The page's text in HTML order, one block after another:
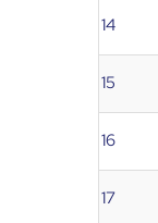
14
15
16
17